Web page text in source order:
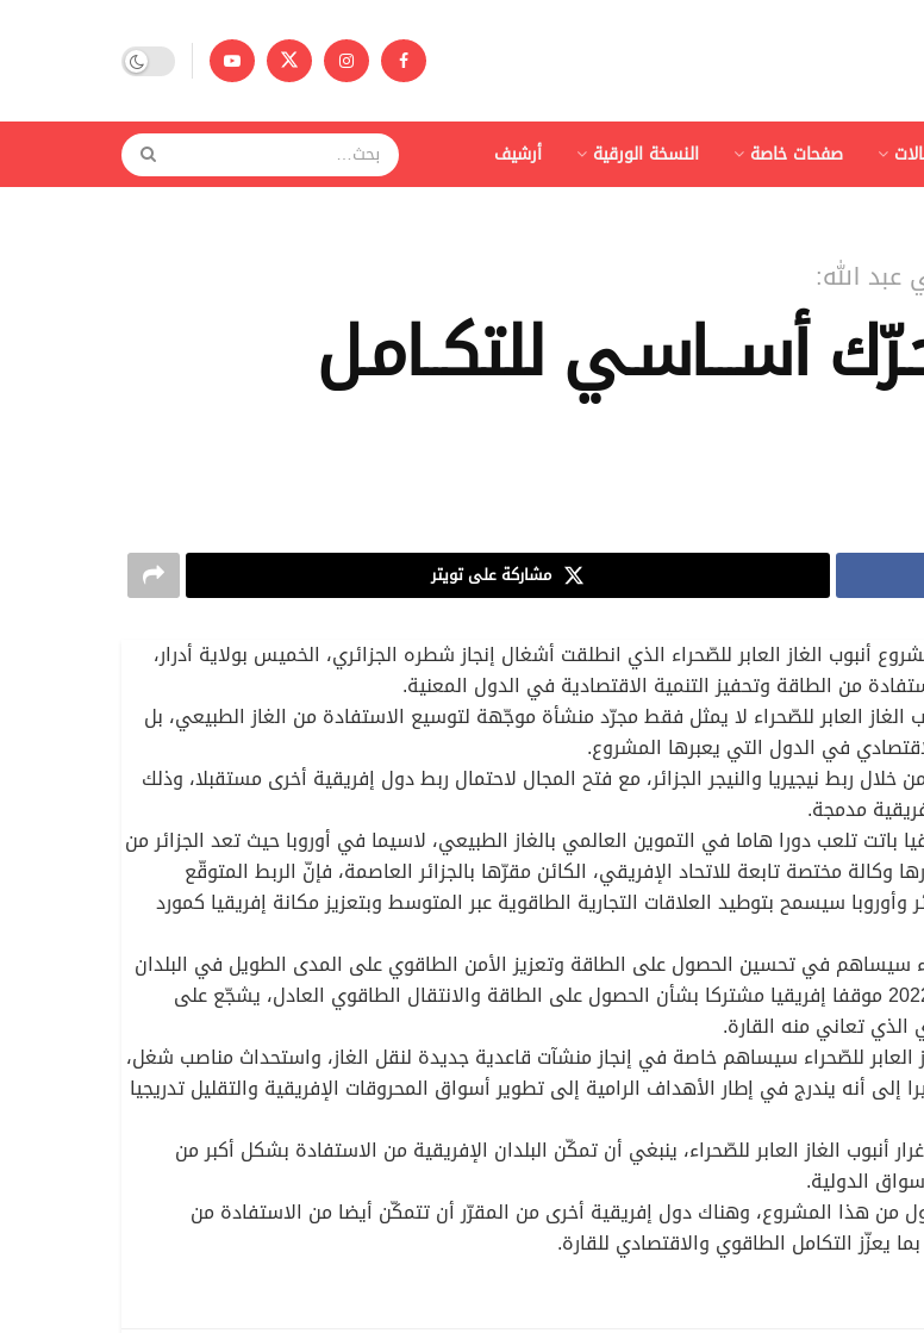
صفحات خاصة النسخة الورقية أرشيف
عبد الله:
أســـاسـي للتكــامـل
مشاركة على تويتر
أنبوب الغاز العابر للصّحراء الذي انطلقت أشغال إنجاز شطره الجزائري، الخميس بولاية أدرار،
من الطاقة وتحفيز التنمية الاقتصادية في الدول المعنية.
الغاز العابر للصّحراء لا يمثل فقط مجرّد منشأة موجّهة لتوسيع الاستفادة من الغاز الطبيعي، بل
في الدول التي يعبرها المشروع.
ربط نيجيريا والنيجر الجزائر، مع فتح المجال لاحتمال ربط دول إفريقية أخرى مستقبلا، وذلك
باتت تلعب دورا هاما في التموين العالمي بالغاز الطبيعي، لاسيما في أوروبا حيث تعد الجزائر من
وكالة مختصة تابعة للاتحاد الإفريقي، الكائن مقرّها بالجزائر العاصمة، فإنّ الربط المتوقّع
وأوروبا سيسمح بتوطيد العلاقات التجارية الطاقوية عبر المتوسط وبتعزيز مكانة إفريقيا كمورد
سيساهم في تحسين الحصول على الطاقة وتعزيز الأمن الطاقوي على المدى الطويل في البلدان
الواقعة على مساره، مذكّرا بأنّ الاتحاد الإفريقي كان قد اعتمد سنة 2022 موقفا إفريقيا مشتركا بشأن الحصول على الطاقة والانتقال الطاقوي العادل، يشجّع على
الذي تعاني منه القارة.
العابر للصّحراء سيساهم خاصة في إنجاز منشآت قاعدية جديدة لنقل الغاز، واستحداث مناصب شغل،
أنه يندرج في إطار الأهداف الرامية إلى تطوير أسواق المحروقات الإفريقية والتقليل تدريجيا
الغاز العابر للصّحراء، ينبغي أن تمكّن البلدان الإفريقية من الاستفادة بشكل أكبر من
الدولية.
من هذا المشروع، وهناك دول إفريقية أخرى من المقرّر أن تتمكّن أيضا من الاستفادة من
يعزّز التكامل الطاقوي والاقتصادي للقارة.